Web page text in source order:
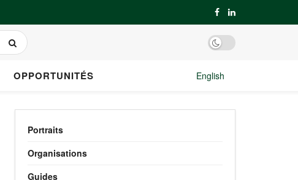
OPPORTUNITÉS English
Portraits
Organisations
Guides